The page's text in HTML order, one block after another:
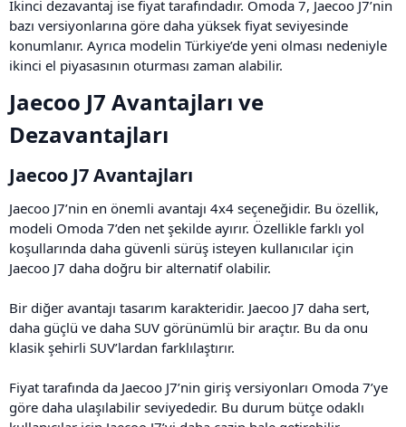
İkinci dezavantaj ise fiyat tarafındadır. Omoda 7, Jaecoo J7’nin
bazı versiyonlarına göre daha yüksek fiyat seviyesinde
konumlanır. Ayrıca modelin Türkiye’de yeni olması nedeniyle
ikinci el piyasasının oturması zaman alabilir.
Jaecoo J7 Avantajları ve
Dezavantajları​
Jaecoo J7 Avantajları​
Jaecoo J7’nin en önemli avantajı 4x4 seçeneğidir. Bu özellik,
modeli Omoda 7’den net şekilde ayırır. Özellikle farklı yol
koşullarında daha güvenli sürüş isteyen kullanıcılar için
Jaecoo J7 daha doğru bir alternatif olabilir.
Bir diğer avantajı tasarım karakteridir. Jaecoo J7 daha sert,
daha güçlü ve daha SUV görünümlü bir araçtır. Bu da onu
klasik şehirli SUV’lardan farklılaştırır.
Fiyat tarafında da Jaecoo J7’nin giriş versiyonları Omoda 7’ye
göre daha ulaşılabilir seviyededir. Bu durum bütçe odaklı